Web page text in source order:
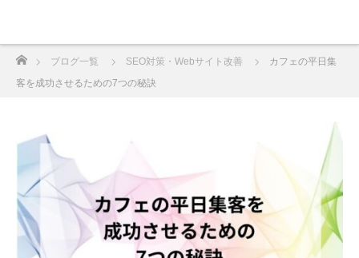
ブログ一覧 SEO対策・Webサイト改善
カフェの平日集
客を成功させるための7つの秘訣